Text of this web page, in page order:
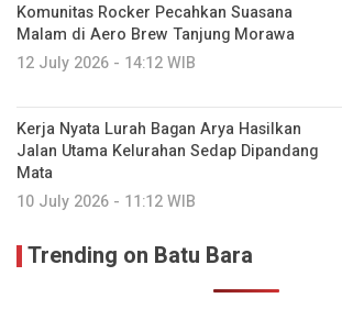
Komunitas Rocker Pecahkan Suasana
Malam di Aero Brew Tanjung Morawa
12 July 2026 - 14:12 WIB
Kerja Nyata Lurah Bagan Arya Hasilkan
Jalan Utama Kelurahan Sedap Dipandang
Mata
10 July 2026 - 11:12 WIB
Trending on Batu Bara